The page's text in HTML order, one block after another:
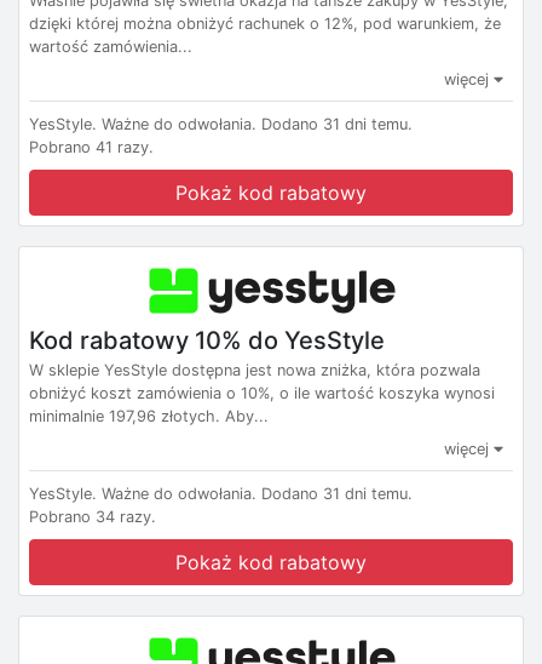
dzięki której można obniżyć rachunek o 12%, pod warunkiem, że
wartość zamówienia...
więcej
YesStyle. Ważne do odwołania. Dodano 31 dni temu.
Pobrano 41 razy.
Pokaż kod rabatowy
Kod rabatowy 10% do YesStyle
W sklepie YesStyle dostępna jest nowa zniżka, która pozwala
obniżyć koszt zamówienia o 10%, o ile wartość koszyka wynosi
minimalnie 197,96 złotych. Aby...
więcej
YesStyle. Ważne do odwołania. Dodano 31 dni temu.
Pobrano 34 razy.
Pokaż kod rabatowy